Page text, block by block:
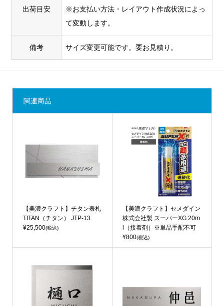
出荷目安
※お支払い方法・レイアウト作成状況によっ
て変動します。
備考 サイズ変更可能です。要お見積り。
関連商品
【美濃クラフト】チタン表札
TITAN（チタン） JTP-13
¥25,500(税込)
【美濃クラフト】セメダイン
株式会社製 スーパーXG 20m
l（接着剤）※単品手配不可
¥800(税込)